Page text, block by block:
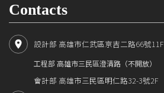
Contacts
設計部 高雄市仁武區京吉二路66號11F
工程部 高雄市三民區澄清路（不開放）
會計部 高雄市三民區明仁路32-3號2F